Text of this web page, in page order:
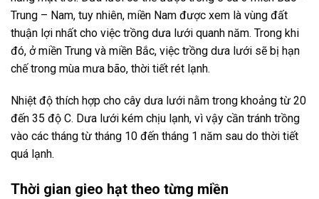
Trung – Nam, tuy nhiên, miền Nam được xem là vùng đất
thuận lợi nhất cho việc trồng dưa lưới quanh năm. Trong khi
đó, ở miền Trung và miền Bắc, việc trồng dưa lưới sẽ bị hạn
chế trong mùa mưa bão, thời tiết rét lạnh.
Nhiệt độ thích hợp cho cây dưa lưới nằm trong khoảng từ 20
đến 35 độ C. Dưa lưới kém chịu lạnh, vì vậy cần tránh trồng
vào các tháng từ tháng 10 đến tháng 1 năm sau do thời tiết
quá lạnh.
Thời gian gieo hạt theo từng miền